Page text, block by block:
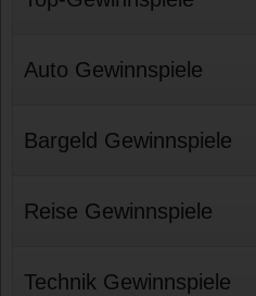
Auto Gewinnspiele
Bargeld Gewinnspiele
Reise Gewinnspiele
Technik Gewinnspiele